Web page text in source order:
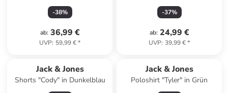
-38%
ab: 36,99 €
UVP: 59,99 €*
-37%
ab: 24,99 €
UVP: 39,99 €*
Jack & Jones
Shorts "Cody" in Dunkelblau
Jack & Jones
Poloshirt "Tyler" in Grün